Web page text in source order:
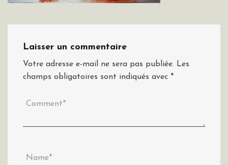
Laisser un commentaire
Votre adresse e-mail ne sera pas publiée. Les
champs obligatoires sont indiqués avec *